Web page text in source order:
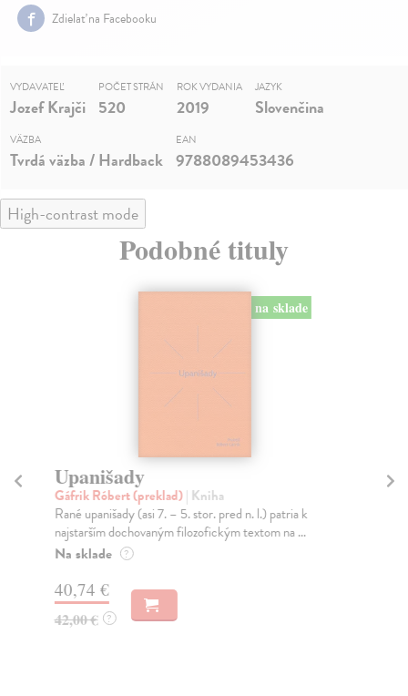
Zdielať na Facebooku
VYDAVATEĽ
Jozef Krajči
POČET STRÁN
520
ROK VYDANIA
2019
JAZYK
Slovenčina
VÄZBA
Tvrdá väzba / Hardback
EAN
9788089453436
High-contrast mode
Podobné tituly
na sklade
Upanišady
Gáfrik Róbert (preklad)| Kniha
Rané upanišady (asi 7. – 5. stor. pred n. l.) patria k
najstarším dochovaným filozofickým textom na ...
Na sklade ?
40,74 €
42,00 € ?